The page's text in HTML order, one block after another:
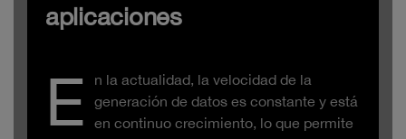
aplicaciones
E
n la actualidad, la velocidad de la
generación de datos es constante y está
en continuo crecimiento, lo que permite